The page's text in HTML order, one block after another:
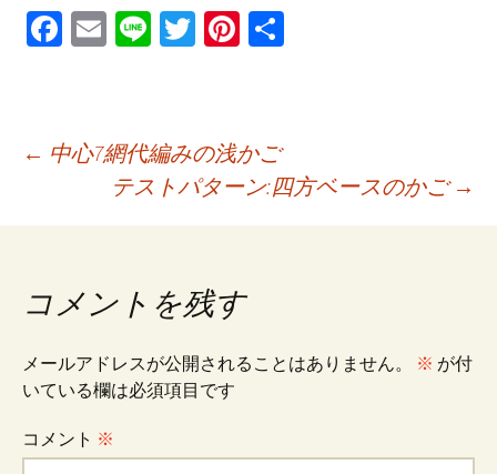
Fa
o
o
E
l
Li T
er
Pi
es
t
投
稿
ナ
ビ
ゲ
← 中心7網代編みの浅かご
テストパターン:四方ベースのかご →
コメントを残す
メールアドレスが公開されることはありません。 ※ が付
いている欄は必須項目です
コメント ※